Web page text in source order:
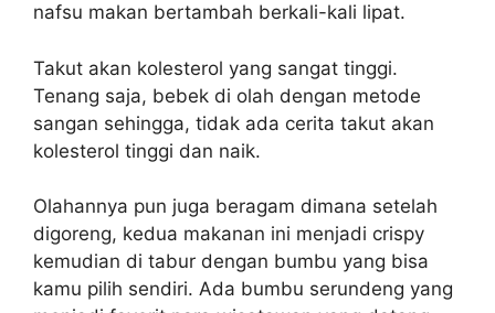
nafsu makan bertambah berkali-kali lipat.
Takut akan kolesterol yang sangat tinggi.
Tenang saja, bebek di olah dengan metode
sangan sehingga, tidak ada cerita takut akan
kolesterol tinggi dan naik.
Olahannya pun juga beragam dimana setelah
digoreng, kedua makanan ini menjadi crispy
kemudian di tabur dengan bumbu yang bisa
kamu pilih sendiri. Ada bumbu serundeng yang